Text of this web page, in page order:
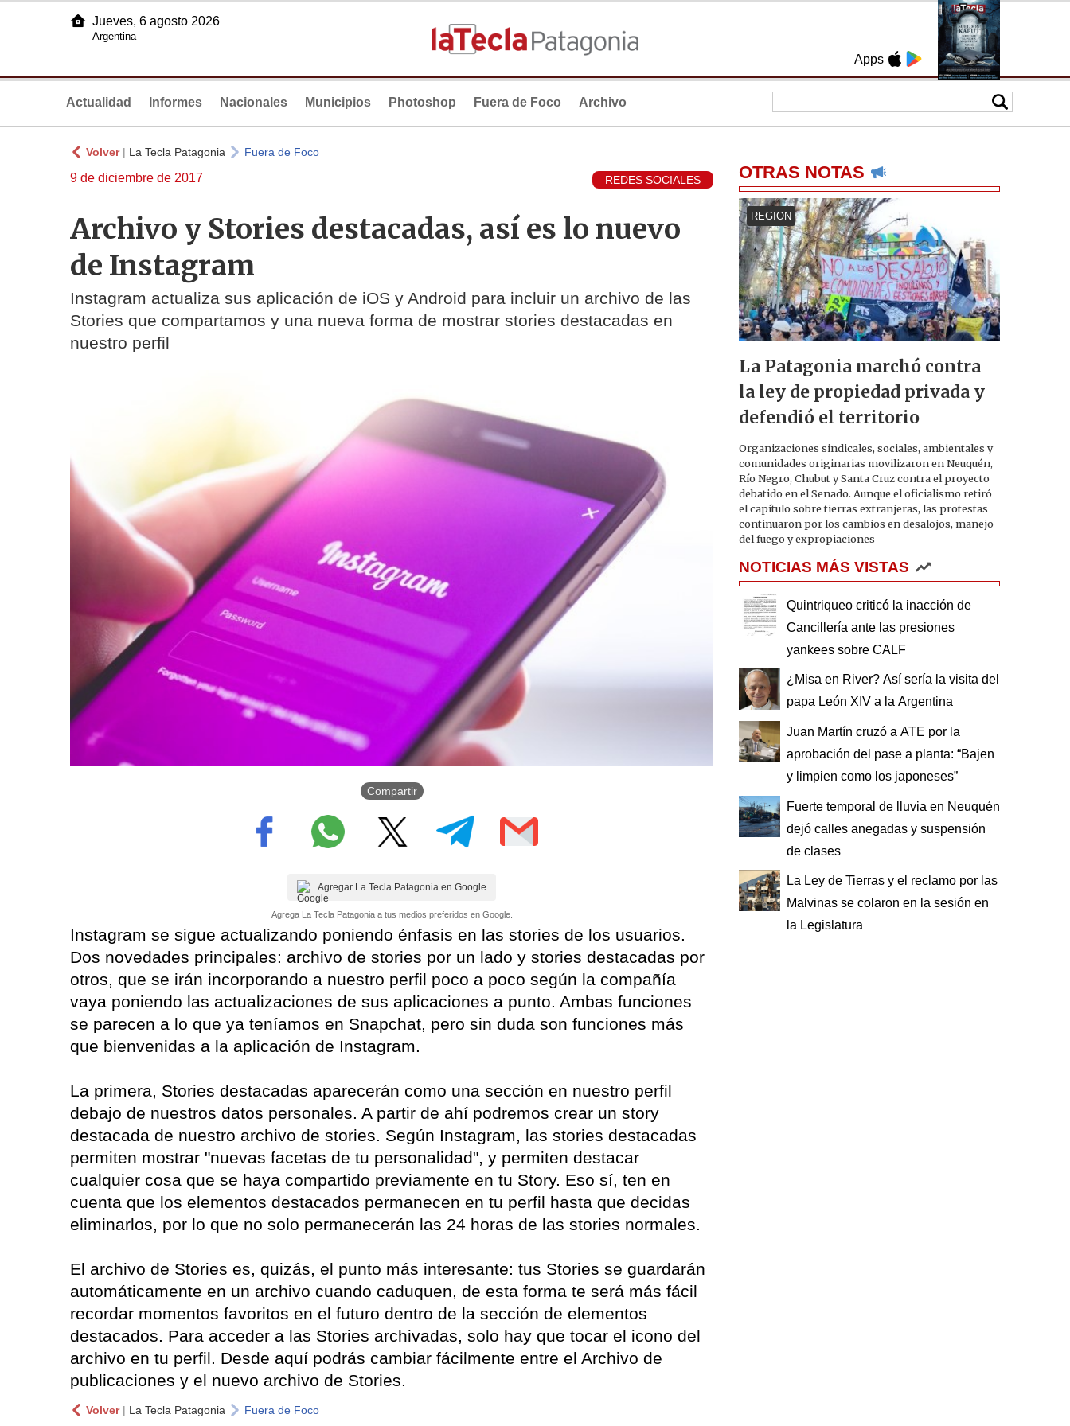
Apps
Jueves, 6 agosto 2026
Argentina
Actualidad Informes Nacionales Municipios Photoshop Fuera de Foco Archivo
Volver| La Tecla Patagonia Fuera de Foco
9 de diciembre de 2017 REDES SOCIALES
Archivo y Stories destacadas, así es lo nuevo
de Instagram
Instagram actualiza sus aplicación de iOS y Android para incluir un archivo de las
Stories que compartamos y una nueva forma de mostrar stories destacadas en
nuestro perfil
Compartir
Agregar La Tecla Patagonia en Google
Agrega La Tecla Patagonia a tus medios preferidos en Google.
Instagram se sigue actualizando poniendo énfasis en las stories de los usuarios.
Dos novedades principales: archivo de stories por un lado y stories destacadas por
otros, que se irán incorporando a nuestro perfil poco a poco según la compañía
vaya poniendo las actualizaciones de sus aplicaciones a punto. Ambas funciones
se parecen a lo que ya teníamos en Snapchat, pero sin duda son funciones más
que bienvenidas a la aplicación de Instagram.
La primera, Stories destacadas aparecerán como una sección en nuestro perfil
debajo de nuestros datos personales. A partir de ahí podremos crear un story
destacada de nuestro archivo de stories. Según Instagram, las stories destacadas
permiten mostrar "nuevas facetas de tu personalidad", y permiten destacar
cualquier cosa que se haya compartido previamente en tu Story. Eso sí, ten en
cuenta que los elementos destacados permanecen en tu perfil hasta que decidas
eliminarlos, por lo que no solo permanecerán las 24 horas de las stories normales.
El archivo de Stories es, quizás, el punto más interesante: tus Stories se guardarán
automáticamente en un archivo cuando caduquen, de esta forma te será más fácil
recordar momentos favoritos en el futuro dentro de la sección de elementos
destacados. Para acceder a las Stories archivadas, solo hay que tocar el icono del
archivo en tu perfil. Desde aquí podrás cambiar fácilmente entre el Archivo de
publicaciones y el nuevo archivo de Stories.
Volver| La Tecla Patagonia Fuera de Foco
OTRAS NOTAS
REGION
La Patagonia marchó contra
la ley de propiedad privada y
defendió el territorio
Organizaciones sindicales, sociales, ambientales y
comunidades originarias movilizaron en Neuquén,
Río Negro, Chubut y Santa Cruz contra el proyecto
debatido en el Senado. Aunque el oficialismo retiró
el capítulo sobre tierras extranjeras, las protestas
continuaron por los cambios en desalojos, manejo
del fuego y expropiaciones
NOTICIAS MÁS VISTAS
Quintriqueo criticó la inacción de
Cancillería ante las presiones
yankees sobre CALF
¿Misa en River? Así sería la visita del
papa León XIV a la Argentina
Juan Martín cruzó a ATE por la
aprobación del pase a planta: “Bajen
y limpien como los japoneses”
Fuerte temporal de lluvia en Neuquén
dejó calles anegadas y suspensión
de clases
La Ley de Tierras y el reclamo por las
Malvinas se colaron en la sesión en
la Legislatura